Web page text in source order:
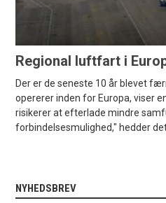
Regional luftfart i
Der er de seneste 10 år blevet
opererer inden for Europa, viser
risikerer at efterlade mindre
forbindelsesmulighed," hedder
NYHEDSBREV